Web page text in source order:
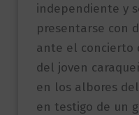
independiente y
presentarse con
ante el concierto
del joven
en los albores
en testigo de un